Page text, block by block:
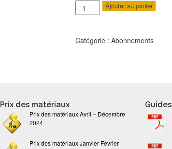
quantité
de
Ajouter au panier
Catégorie : Abonnements
Prix des matériaux
Prix des matériaux Avril – Décembre
2024
Prix des matériaux Janvier Février
Guides